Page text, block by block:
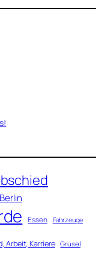
Berlin
Essen Fahrzeuge
Arbeit, Karriere Grusel